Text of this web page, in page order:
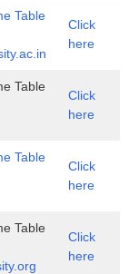
Table
Click
here
Table
Click
here
Table
Click
here
Table
Click
here